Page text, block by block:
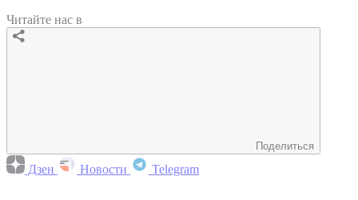
Читайте нас в
Поделиться
Дзен Новости Telegram